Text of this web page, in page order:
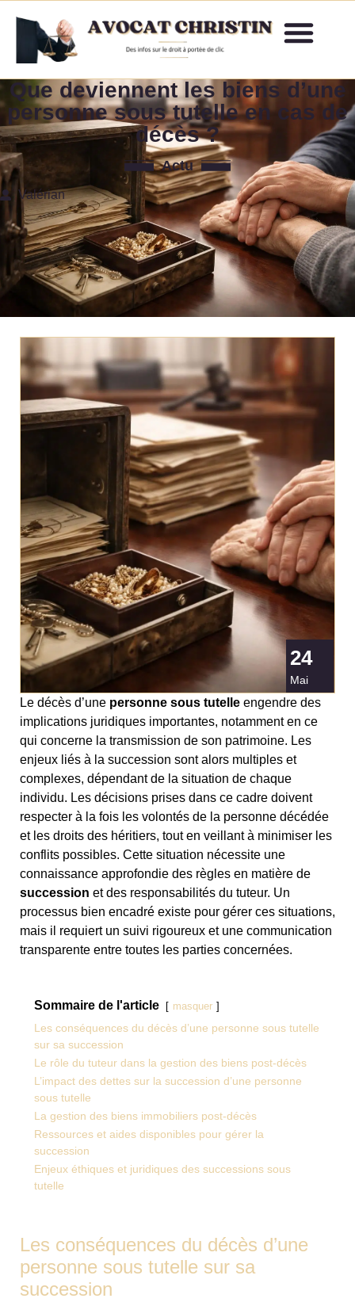
Que deviennent les biens d’une
personne sous tutelle en cas de
décès ?
Actu
Valérian
24
Mai
Le décès d’une personne sous tutelle engendre des
implications juridiques importantes, notamment en ce
qui concerne la transmission de son patrimoine. Les
enjeux liés à la succession sont alors multiples et
complexes, dépendant de la situation de chaque
individu. Les décisions prises dans ce cadre doivent
respecter à la fois les volontés de la personne décédée
et les droits des héritiers, tout en veillant à minimiser les
conflits possibles. Cette situation nécessite une
connaissance approfondie des règles en matière de
succession et des responsabilités du tuteur. Un
processus bien encadré existe pour gérer ces situations,
mais il requiert un suivi rigoureux et une communication
transparente entre toutes les parties concernées.
Sommaire de l'article masquer
Les conséquences du décès d’une personne sous tutelle
sur sa succession
Le rôle du tuteur dans la gestion des biens post-décès
L’impact des dettes sur la succession d’une personne
sous tutelle
La gestion des biens immobiliers post-décès
Ressources et aides disponibles pour gérer la
succession
Enjeux éthiques et juridiques des successions sous
tutelle
Les conséquences du décès d’une
personne sous tutelle sur sa
succession